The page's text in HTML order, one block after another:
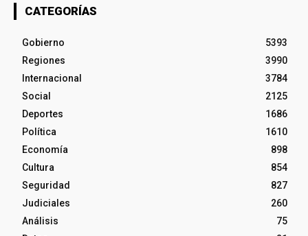
CATEGORÍAS
Gobierno
5393
Regiones
3990
Internacional
3784
Social
2125
Deportes
1686
Política
1610
Economía
898
Cultura
854
Seguridad
827
Judiciales
260
Análisis
75